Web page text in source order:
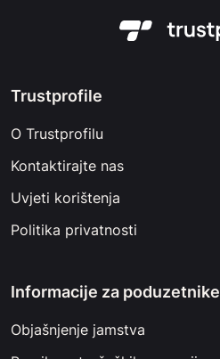
Trustprofile
O Trustprofilu
Kontaktirajte nas
Uvjeti korištenja
Politika privatnosti
Informacije za poduzetnike
Objašnjenje jamstva